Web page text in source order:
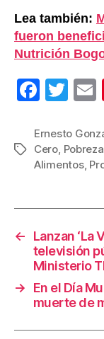
Lea también:
fueron
Nutrición
F
c
e
o
k
T
tt
er
Etiquetas
Ernesto
Cero,
Alimentos,
←
Lanzan ‘La
televisión
Ministerio
→
En el Día
muerte de